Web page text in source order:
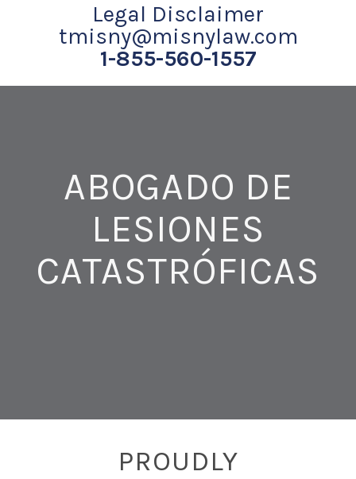
Legal Disclaimer
tmisny@misnylaw.com
1-855-560-1557
ABOGADO DE
LESIONES
CATASTRÓFICAS
PROUDLY